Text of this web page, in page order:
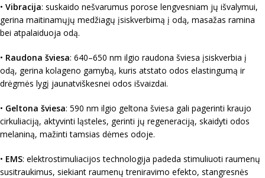
• Vibracija: suskaido nešvarumus porose lengvesniam jų išvalymui,
gerina maitinamųjų medžiagų įsiskverbimą į odą, masažas ramina
bei atpalaiduoja odą.
• Raudona šviesa: 640–650 nm ilgio raudona šviesa įsiskverbia į
odą, gerina kolageno gamybą, kuris atstato odos elastingumą ir
drėgmės lygį jaunatviškesnei odos išvaizdai.
• Geltona šviesa: 590 nm ilgio geltona šviesa gali pagerinti kraujo
cirkuliaciją, aktyvinti ląsteles, gerinti jų regeneraciją, skaidyti odos
melaniną, mažinti tamsias dėmes odoje.
• EMS: elektrostimuliacijos technologija padeda stimuliuoti raumenų
susitraukimus, siekiant raumenų treniravimo efekto, stangresnės